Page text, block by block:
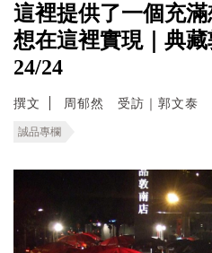
這裡提供了一個充
想在這裡實現｜典
24/24
撰文 周郁然 受訪｜郭文泰
誠品專欄